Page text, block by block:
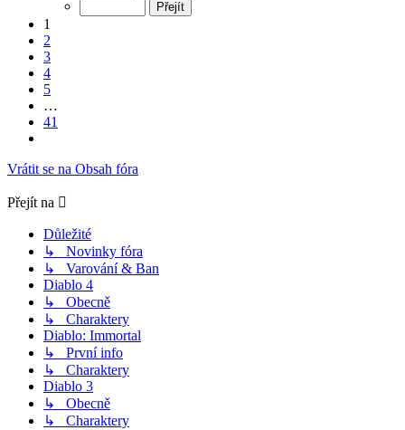
z
41
1
2
3
4
5
…
41
Vrátit se na Obsah fóra
Přejít na
Důležité
↳ Novinky fóra
↳ Varování & Ban
Diablo 4
↳ Obecně
↳ Charaktery
Diablo: Immortal
↳ První info
↳ Charaktery
Diablo 3
↳ Obecně
↳ Charaktery